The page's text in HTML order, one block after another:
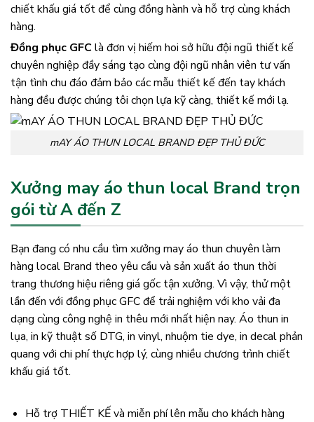
chiết khấu giá tốt để cùng đồng hành và hỗ trợ cùng khách
hàng.
Đồng phục GFClà đơn vị hiếm hoi sở hữu đội ngũ thiết kế
chuyên nghiệp đầy sáng tạo cùng đội ngũ nhân viên tư vấn
tận tình chu đáo đảm bảo các mẫu thiết kế đến tay khách
hàng đều được chúng tôi chọn lựa kỹ càng, thiết kế mới lạ.
mAY ÁO THUN LOCAL BRAND ĐẸP THỦ ĐỨC
Xưởng may áo thun local Brand trọn
gói từ A đến Z
Bạn đang có nhu cầu tìm xưởng may áo thun chuyên làm
hàng local Brand theo yêu cầu và sản xuất áo thun thời
trang thương hiệu riêng giá gốc tận xưởng. Vì vậy, thử một
lần đến với đồng phục GFC để trải nghiệm với kho vải đa
dạng cùng công nghệ in thêu mới nhất hiện nay. Áo thun in
lụa, in kỹ thuật số DTG, in vinyl, nhuộm tie dye, in decal phản
quang với chi phí thực hợp lý, cùng nhiều chương trình chiết
khấu giá tốt.
Hỗ trợ THIẾT KẾ và miễn phí lên mẫu cho khách hàng